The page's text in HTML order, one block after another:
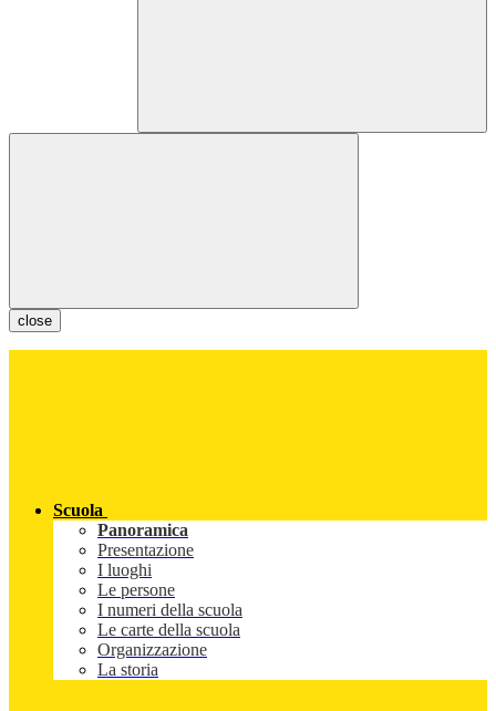
close
Scuola
Panoramica
Presentazione
I luoghi
Le persone
I numeri della scuola
Le carte della scuola
Organizzazione
La storia